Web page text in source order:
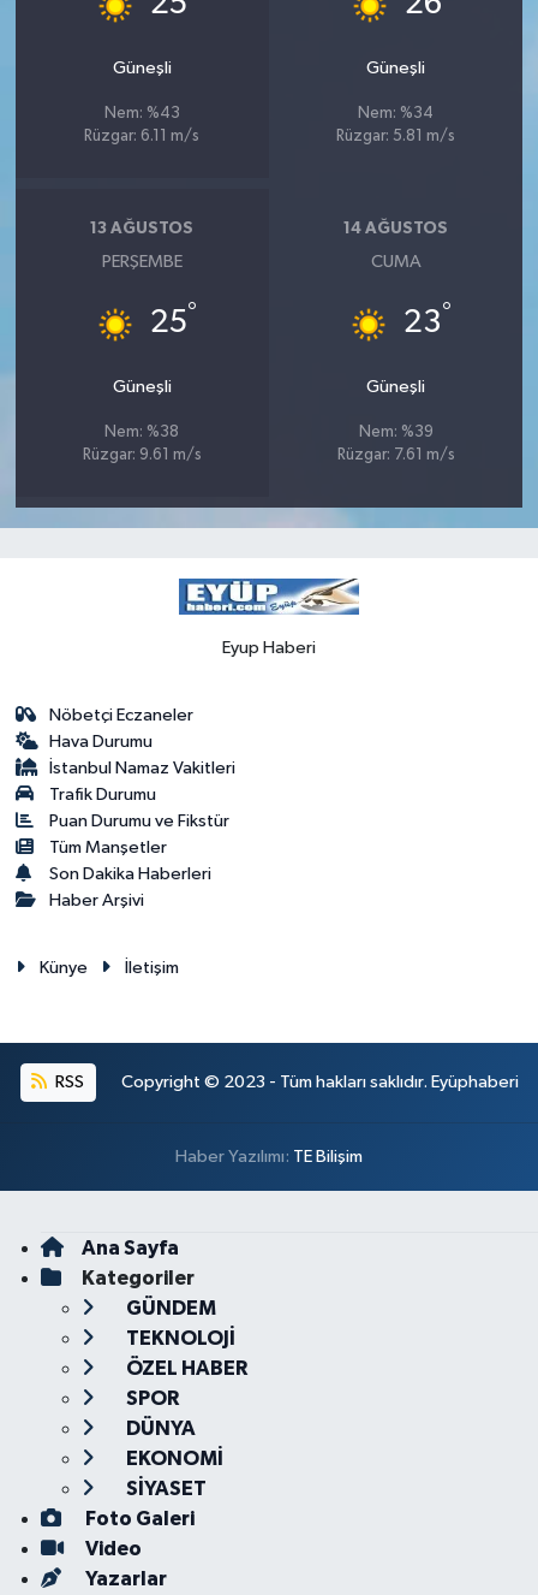
Güneşli
Nem: %43
Rüzgar: 6.11 m/s
Güneşli
Nem: %34
Rüzgar: 5.81 m/s
13 AĞUSTOS
PERŞEMBE
25°
Güneşli
Nem: %38
Rüzgar: 9.61 m/s
14 AĞUSTOS
CUMA
23°
Güneşli
Nem: %39
Rüzgar: 7.61 m/s
Eyup Haberi
Nöbetçi Eczaneler
Hava Durumu
İstanbul Namaz Vakitleri
Trafik Durumu
Puan Durumu ve Fikstür
Tüm Manşetler
Son Dakika Haberleri
Haber Arşivi
Künye İletişim
RSS Copyright © 2023 - Tüm hakları saklıdır. Eyüphaberi
Haber Yazılımı: TE Bilişim
Ana Sayfa
Kategoriler
GÜNDEM
TEKNOLOJİ
ÖZEL HABER
SPOR
DÜNYA
EKONOMİ
SİYASET
Foto Galeri
Video
Yazarlar